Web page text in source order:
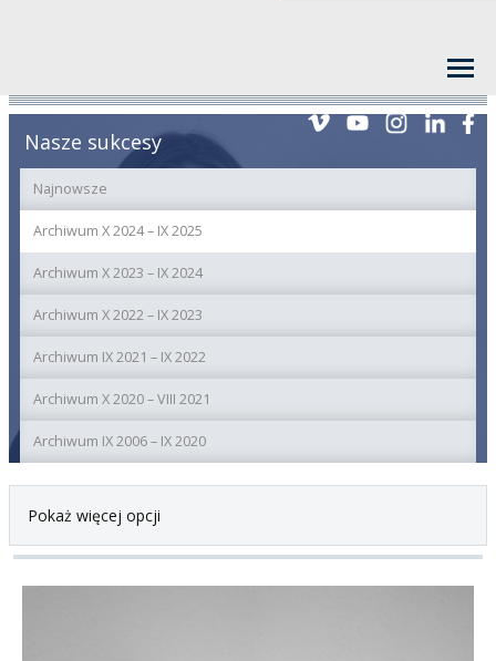
Nasze sukcesy
Najnowsze
Archiwum X 2024 – IX 2025
Archiwum X 2023 – IX 2024
Archiwum X 2022 – IX 2023
Archiwum IX 2021 – IX 2022
Archiwum X 2020 – VIII 2021
Archiwum IX 2006 – IX 2020
Pokaż więcej opcji